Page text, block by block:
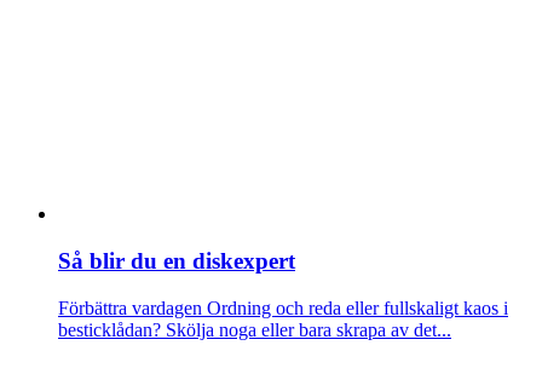
Så blir du en diskexpert
Förbättra vardagen Ordning och reda eller fullskaligt kaos i
besticklådan? Skölja noga eller bara skrapa av det...